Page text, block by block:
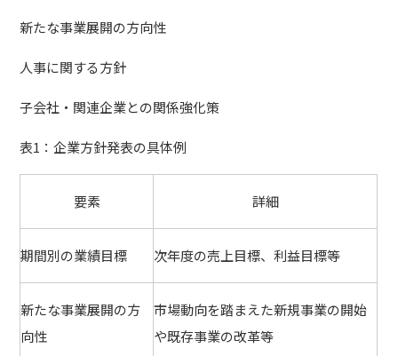
新たな事業展開の方向性
人事に関する方針
子会社・関連企業との関係強化策
表1：企業方針発表の具体例
要素 詳細
期間別の業績目標 次年度の売上目標、利益目標等
新たな事業展開の方
向性
市場動向を踏まえた新規事業の開始
や既存事業の改革等